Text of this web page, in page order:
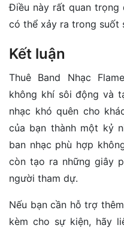
Điều này rất quan trọng
có thể xảy ra trong suốt
Kết luận
Thuê Band Nhạc
không khí sôi động và
nhạc khó quên cho
của bạn thành một kỷ
ban nhạc phù hợp
còn tạo ra những giây
người tham dự.
Nếu bạn cần hỗ trợ
kèm cho sự kiện, hãy